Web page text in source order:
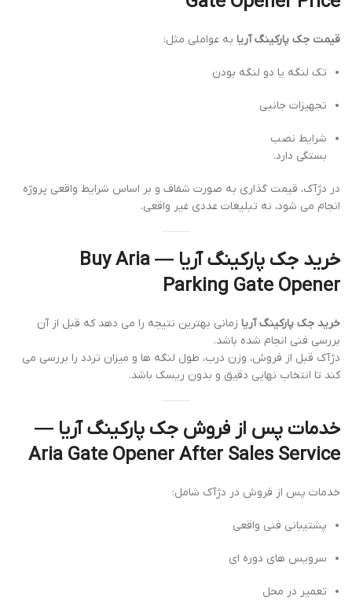
قیمت جک پارکینگ آریا به عواملی مثل:
تک لنگه یا دو لنگه بودن
تجهیزات جانبی
شرایط نصب
بستگی دارد.
در دژآک، قیمت گذاری به صورت شفاف و بر اساس شرایط واقعی پروژه
انجام می شود، نه تبلیغات عددی غیر واقعی.
خرید جک پارکینگ آریا — Buy Aria
Parking Gate Opener
خرید جک پارکینگ آریا زمانی بهترین نتیجه را می دهد که قبل از آن
بررسی فنی انجام شده باشد.
دژآک قبل از فروش، وزن درب، طول لنگه ها و میزان تردد را بررسی می
کند تا انتخاب نهایی دقیق و بدون ریسک باشد.
خدمات پس از فروش جک پارکینگ آریا —
Aria Gate Opener After Sales Service
خدمات پس از فروش در دژآک شامل:
پشتیبانی فنی واقعی
سرویس های دوره ای
تعمیر در محل